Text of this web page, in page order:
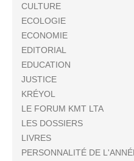
CULTURE
ECOLOGIE
ECONOMIE
EDITORIAL
EDUCATION
JUSTICE
KRÉYOL
LE FORUM KMT LTA
LES DOSSIERS
LIVRES
PERSONNALITÉ DE